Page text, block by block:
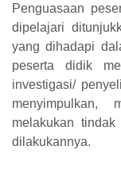
Penguasaan
dipelajari
yang dihadapi
peserta didik
investigasi/
menyimpulkan,
melakukan
dilakukannya.